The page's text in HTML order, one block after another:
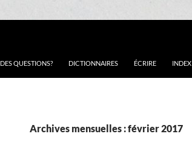
DES QUESTIONS? DICTIONNAIRES ÉCRIRE INDEX
Archives mensuelles : février 2017